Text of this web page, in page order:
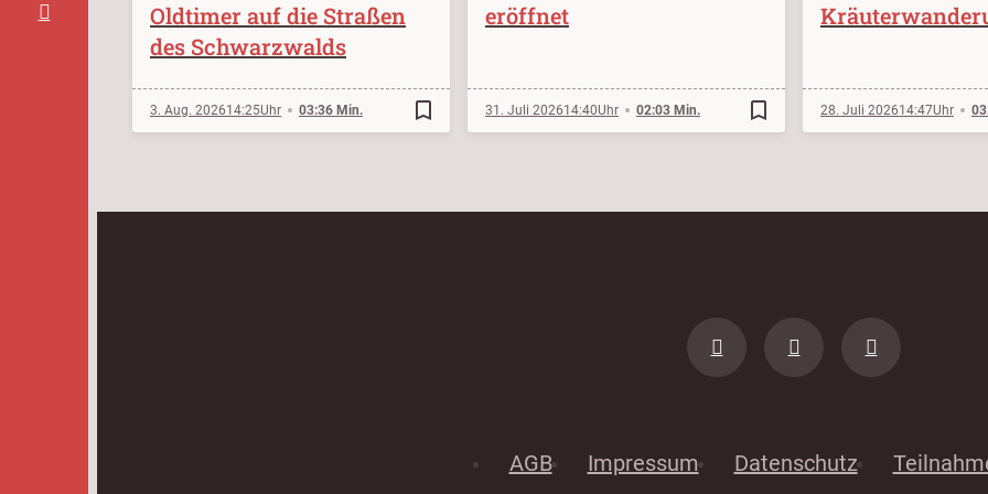
Oldtimer auf die Straßen
des Schwarzwalds
3. Aug. 202614:25 03:36 Min. bookmark_border
eröffnet
31. Juli 202614:40 02:03 Min. bookmark_border 28. Juli 202614:47
AGB Impressum Datenschutz